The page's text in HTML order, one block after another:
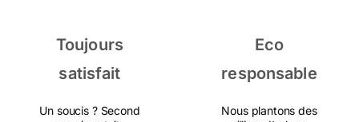
Toujours
satisfait
Un soucis ? Second
Eco
responsable
Nous plantons des